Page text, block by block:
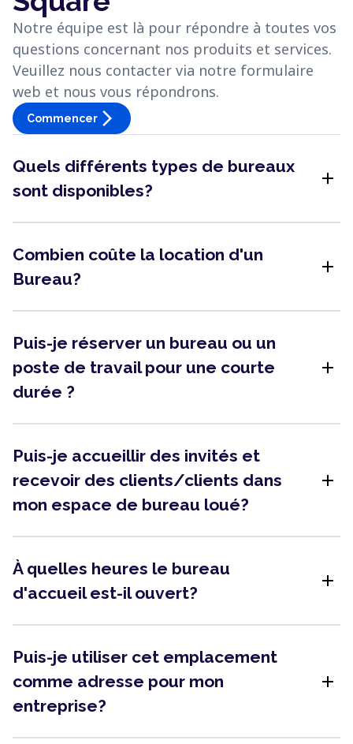
Notre équipe est là pour répondre à toutes vos
questions concernant nos produits et services.
Veuillez nous contacter via notre formulaire
web et nous vous répondrons.
Commencer arrow_forward_ios
Quels différents types de bureaux
sont disponibles?
add
Combien coûte la location d'un
Bureau?
add
Puis-je réserver un bureau ou un
poste de travail pour une courte
durée ?
add
Puis-je accueillir des invités et
recevoir des clients/clients dans
mon espace de bureau loué?
add
À quelles heures le bureau
d'accueil est-il ouvert?
add
Puis-je utiliser cet emplacement
comme adresse pour mon
entreprise?
add